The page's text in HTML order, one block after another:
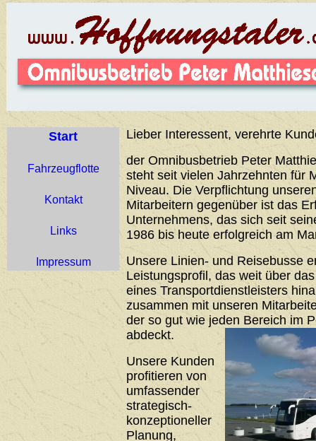
Start
Fahrzeugflotte
Kontakt
Links
Impressum
Lieber Interessent, verehrte
der Omnibusbetrieb Peter
steht seit vielen Jahrzehnten für
Niveau. Die Verpflichtung
Mitarbeitern gegenüber ist das
Unternehmens, das sich seit
1986 bis heute erfolgreich am
Unsere Linien- und Reisebusse
Leistungsprofil, das weit über
eines Transportdienstleisters
zusammen mit unseren
der so gut wie jeden Bereich im
abdeckt.
Unsere Kunden
profitieren von
umfassender
strategisch-
konzeptioneller
Planung,